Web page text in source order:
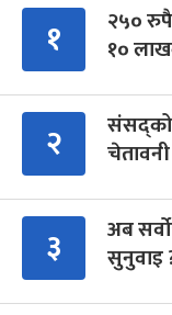
१
२५०
१०
२
संसद्को
चेतावनी
३
अब
सुनुवाइ